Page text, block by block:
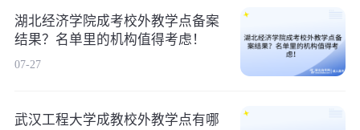
湖北经济学院成考校外教学点备案
结果？名单里的机构值得考虑！
07-27
武汉工程大学成教校外教学点有哪